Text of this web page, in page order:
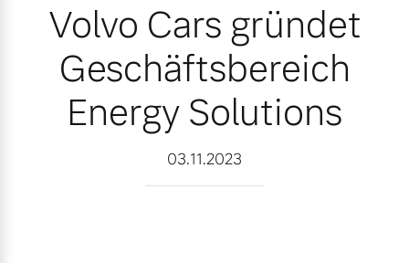
Aktuelle Zubehörangebote
Volvo Cars gründet
Geschäftsbereich
Energy Solutions
03.11.2023